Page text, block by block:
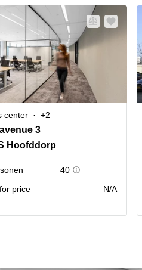
center +2
3
Hoofddorp
40
price
N/A